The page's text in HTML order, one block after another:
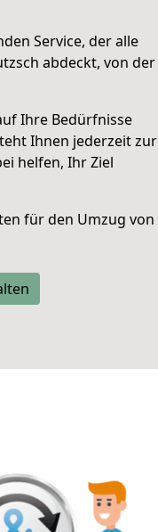
Service, der alle
abdeckt, von der
Ihre Bedürfnisse
Ihnen jederzeit zur
helfen, Ihr Ziel
für den Umzug von